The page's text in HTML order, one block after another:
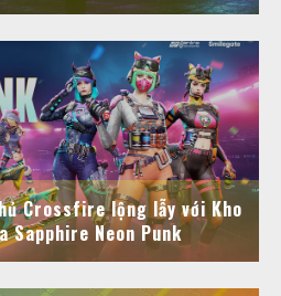
Crossfire lộng lẫy với Kho
Sapphire Neon Punk